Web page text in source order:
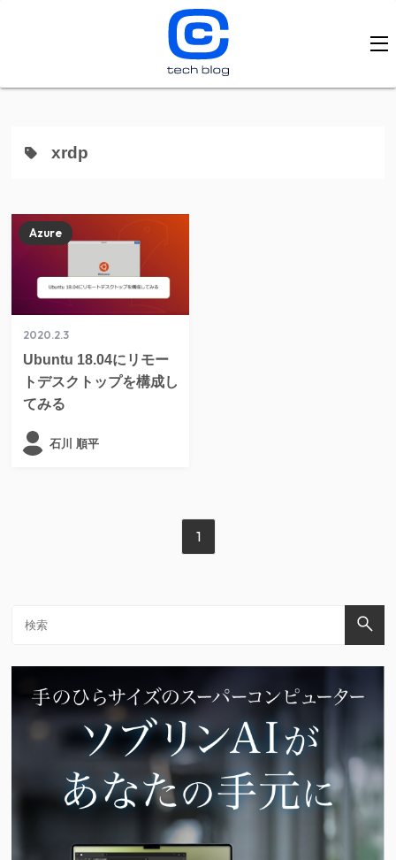
xrdp
2020.2.3
Ubuntu 18.04にリモー
トデスクトップを構成し
てみる
Azure
石川 順平
1